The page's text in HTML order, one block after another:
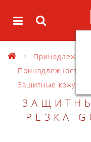
Принадлежности
Защитные кожухи
РЕЗКА